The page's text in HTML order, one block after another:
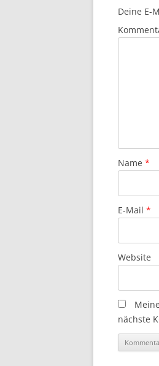
Deine E-
Name *
E-Mail *
Website
nächste